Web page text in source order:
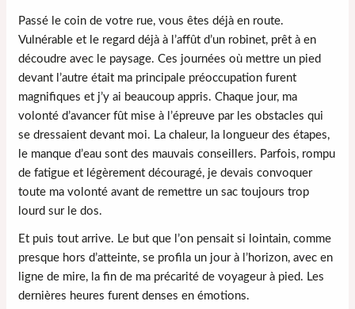
Passé le coin de votre rue, vous êtes déjà en route.
Vulnérable et le regard déjà à l’affût d’un robinet, prêt à en
découdre avec le paysage. Ces journées où mettre un pied
devant l’autre était ma principale préoccupation furent
magnifiques et j’y ai beaucoup appris. Chaque jour, ma
volonté d’avancer fût mise à l’épreuve par les obstacles qui
se dressaient devant moi. La chaleur, la longueur des étapes,
le manque d’eau sont des mauvais conseillers. Parfois, rompu
de fatigue et légèrement découragé, je devais convoquer
toute ma volonté avant de remettre un sac toujours trop
lourd sur le dos.
Et puis tout arrive. Le but que l’on pensait si lointain, comme
presque hors d’atteinte, se profila un jour à l’horizon, avec en
ligne de mire, la fin de ma précarité de voyageur à pied. Les
dernières heures furent denses en émotions.